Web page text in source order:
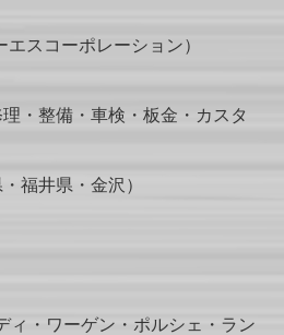
スコーポレーション）
・整備・車検・板金・カスタ
福井県・金沢）
ィ・ワーゲン・ポルシェ・ラン